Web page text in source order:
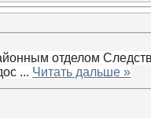
отделом
... Читать дальше »